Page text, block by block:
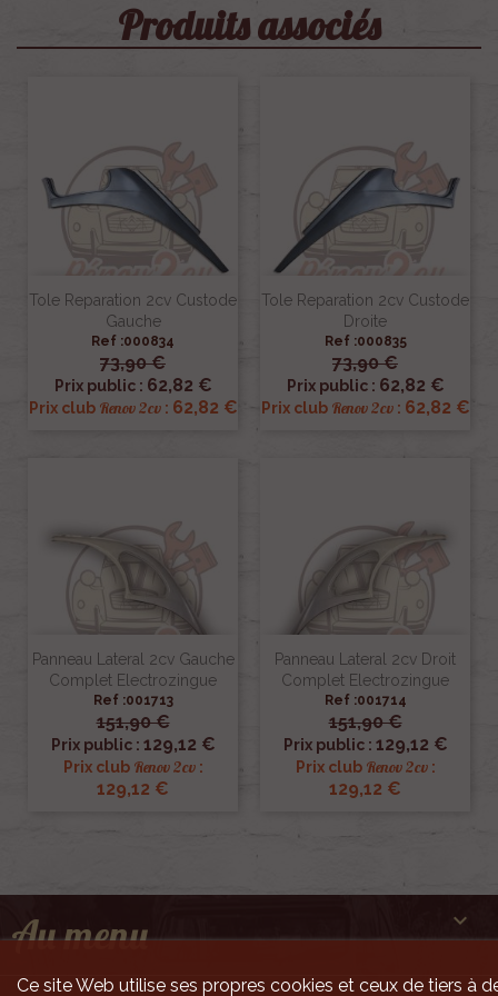
Produits associés
Tole Reparation 2cv Custode
Gauche
Ref :000834
73,90 €
Prix public : 62,82 €
Prix club Renov 2cv: 62,82 €
Tole Reparation 2cv Custode
Droite
Ref :000835
73,90 €
Prix public : 62,82 €
Prix club Renov 2cv: 62,82 €
Panneau Lateral 2cv Gauche
Complet Electrozingue
Ref :001713
151,90 €
Prix public : 129,12 €
Prix club Renov 2cv:
129,12 €
Panneau Lateral 2cv Droit
Complet Electrozingue
Ref :001714
151,90 €
Prix public : 129,12 €
Prix club Renov 2cv:
129,12 €
Au menu 
Ce site Web utilise ses propres cookies et ceux de tiers à